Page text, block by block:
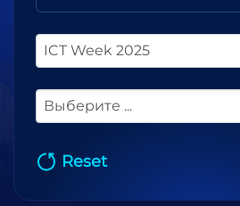
ICT Week 2025
Выберите ...
Reset